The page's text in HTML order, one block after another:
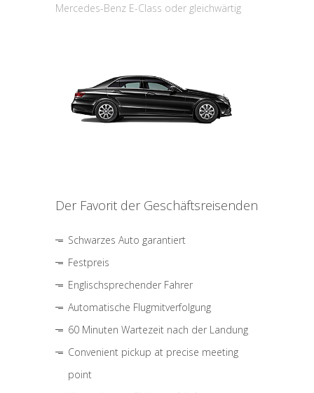
Mercedes-Benz E-Class oder gleichwärtig
Der Favorit der Geschäftsreisenden
Schwarzes Auto garantiert
Festpreis
Englischsprechender Fahrer
Automatische Flugmitverfolgung
60 Minuten Wartezeit nach der Landung
Convenient pickup at precise meeting
point